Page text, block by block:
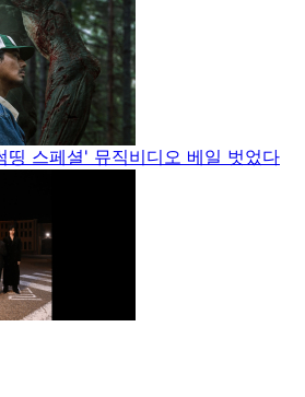
띵 스페셜' 뮤직비디오 베일 벗었다